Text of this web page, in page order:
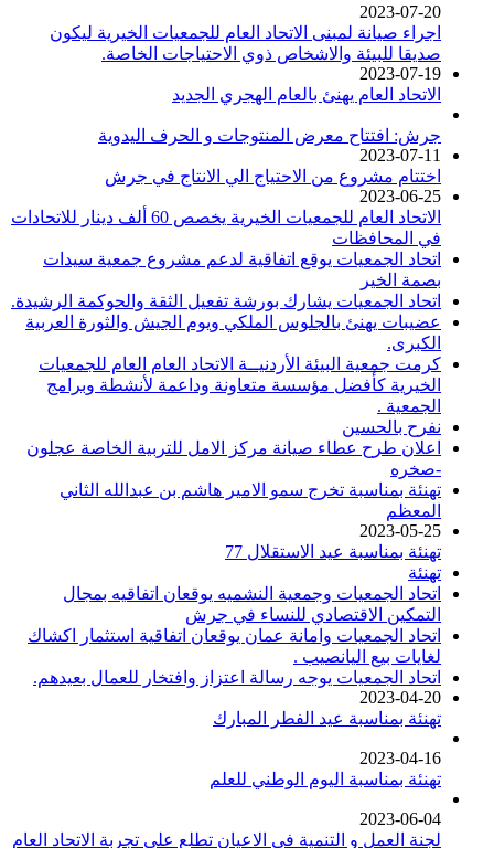
2023-07-20
اجراء صيانة لمبنى الاتحاد العام للجمعيات الخيرية ليكون
صديقا للبيئة والاشخاص ذوي الاحتياجات الخاصة.
2023-07-19
الاتحاد العام يهنئ بالعام الهجري الجديد
جرش: افتتاح معرض المنتوجات و الحرف اليدوية
2023-07-11
اختتام مشروع من الاحتياج الي الانتاج في جرش
2023-06-25
الاتحاد العام للجمعيات الخيرية يخصص 60 ألف دينار للاتحادات
في المحافظات
اتحاد الجمعيات يوقع اتفاقية لدعم مشروع جمعية سيدات
بصمة الخير
اتحاد الجمعيات يشارك بورشة تفعيل الثقة والحوكمة الرشيدة.
عضيبات يهنئ بالجلوس الملكي ويوم الجيش والثورة العربية
الكبرى.
كرمت جمعية البيئة الأردنيــة الاتحاد العام العام للجمعيات
الخيرية كأفضل مؤسسة متعاونة وداعمة لأنشطة وبرامج
الجمعية .
نفرح بالحسين
اعلان طرح عطاء صيانة مركز الامل للتربية الخاصة عجلون
-صخره
تهنئة بمناسبة تخرج سمو الامير هاشم بن عبدالله الثاني
المعظم
2023-05-25
تهنئة بمناسبة عيد الاستقلال 77
تهنئة
اتحاد الجمعيات وجمعية النشميه يوقعان اتفاقيه بمجال
التمكين الاقتصادي للنساء في جرش
اتحاد الجمعيات وامانة عمان يوقعان اتفاقية استثمار اكشاك
لغايات بيع اليانصيب .
اتحاد الجمعيات يوجه رسالة اعتزاز وافتخار للعمال بعيدهم.
2023-04-20
تهنئة بمناسبة عيد الفطر المبارك
2023-04-16
تهنئة بمناسبة اليوم الوطني للعلم
2023-06-04
لجنة العمل و التنمية في الاعيان تطلع على تجربة الاتحاد العام